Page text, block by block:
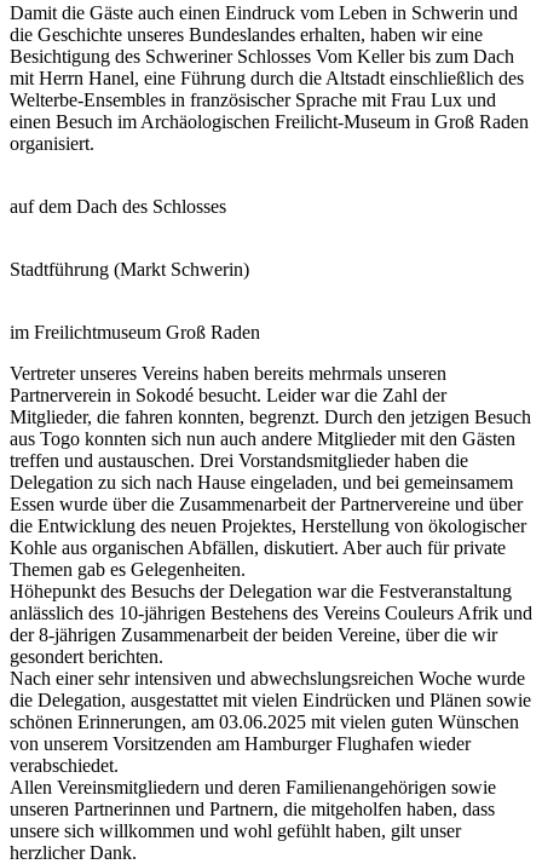
Damit die Gäste auch einen Eindruck vom Leben in Schwerin und
die Geschichte unseres Bundeslandes erhalten, haben wir eine
Besichtigung des Schweriner Schlosses Vom Keller bis zum Dach
mit Herrn Hanel, eine Führung durch die Altstadt einschließlich des
Welterbe-Ensembles in französischer Sprache mit Frau Lux und
einen Besuch im Archäologischen Freilicht-Museum in Groß Raden
organisiert.
auf dem Dach des Schlosses
Stadtführung (Markt Schwerin)
im Freilichtmuseum Groß Raden
Vertreter unseres Vereins haben bereits mehrmals unseren
Partnerverein in Sokodé besucht. Leider war die Zahl der
Mitglieder, die fahren konnten, begrenzt. Durch den jetzigen Besuch
aus Togo konnten sich nun auch andere Mitglieder mit den Gästen
treffen und austauschen. Drei Vorstandsmitglieder haben die
Delegation zu sich nach Hause eingeladen, und bei gemeinsamem
Essen wurde über die Zusammenarbeit der Partnervereine und über
die Entwicklung des neuen Projektes, Herstellung von ökologischer
Kohle aus organischen Abfällen, diskutiert. Aber auch für private
Themen gab es Gelegenheiten.
Höhepunkt des Besuchs der Delegation war die Festveranstaltung
anlässlich des 10-jährigen Bestehens des Vereins Couleurs Afrik und
der 8-jährigen Zusammenarbeit der beiden Vereine, über die wir
gesondert berichten.
Nach einer sehr intensiven und abwechslungsreichen Woche wurde
die Delegation, ausgestattet mit vielen Eindrücken und Plänen sowie
schönen Erinnerungen, am 03.06.2025 mit vielen guten Wünschen
von unserem Vorsitzenden am Hamburger Flughafen wieder
verabschiedet.
Allen Vereinsmitgliedern und deren Familienangehörigen sowie
unseren Partnerinnen und Partnern, die mitgeholfen haben, dass
unsere sich willkommen und wohl gefühlt haben, gilt unser
herzlicher Dank.